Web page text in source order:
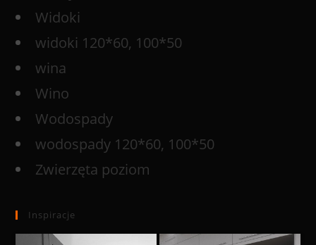
Widoki
widoki 120*60, 100*50
wina
Wino
Wodospady
wodospady 120*60, 100*50
Zwierzęta poziom
Inspiracje